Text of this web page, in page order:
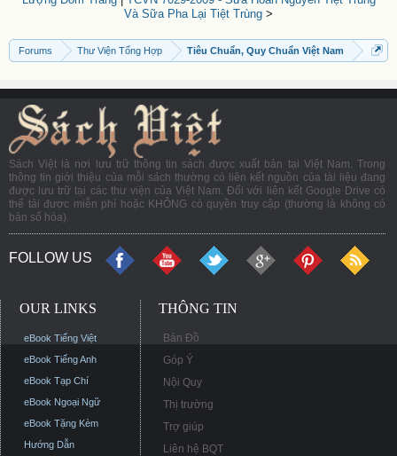
Và Sữa Pha Lại Tiệt Trùng >
Forums Thư Viện Tổng Hợp Tiêu Chuẩn, Quy Chuẩn Việt Nam
Sách Việt là nơi lưu trữ thông tin sách được xuất bản tại Việt Nam. Trong
thông tin giới thiệu của mỗi sách thường có liên kết nguồn của tài liệu đang
được lưu trữ tại các thư viện của Việt Nam. Đối với liên kết Google Drive có
thể tải được miễn phí hoặc KHÔNG có quyền truy cập (thường là không có
bản số hóa).
FOLLOW US
OUR LINKS
eBook Tiếng Việt
eBook Tiếng Anh
eBook Tạp Chí
eBook Ngoại Ngữ
eBook Tặng Kèm
Hướng Dẫn
THÔNG TIN
Bản Đồ
Góp Ý
Nội Quy
Thị trường
Trợ giúp
Liên hệ BQT